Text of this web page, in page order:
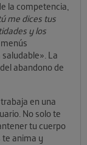
la competencia,
me dices tus
y los
La
abandono de
en una
No solo te
tu cuerpo
te anima y